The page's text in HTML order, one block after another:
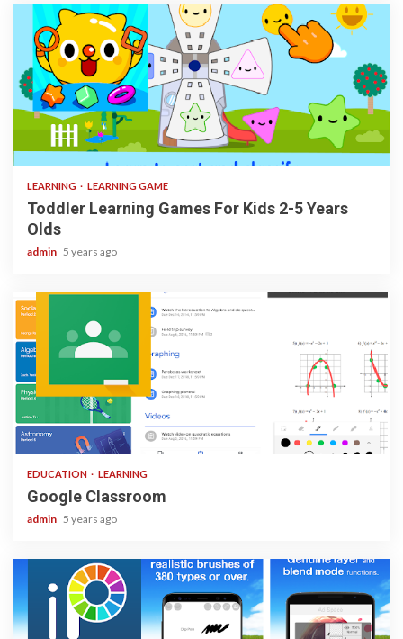
3 min read
LEARNING LEARNING GAME
Toddler Learning Games For Kids 2-5 Years
Olds
admin 5 years ago
1 min read
EDUCATION LEARNING
Google Classroom
admin 5 years ago